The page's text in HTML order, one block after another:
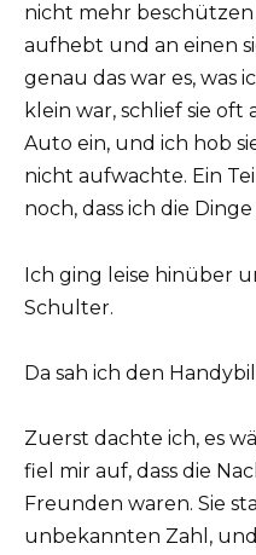
nicht mehr
aufhebt und an einen
genau das war es, was
klein war, schlief sie
Auto ein, und ich hob
nicht aufwachte. Ein
noch, dass ich die
Ich ging leise hinüber
Schulter.
Da sah ich den
Zuerst dachte ich, es
fiel mir auf, dass die
Freunden waren. Sie
unbekannten Zahl,